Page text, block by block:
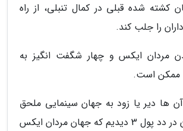
کشته شده قبلی در کمال تنبلی، از راه
را جلب کند.
مردان ایکس و چهار شگفت انگیز به
ممکن است.
ها دیر یا زود به جهان سینمایی ملحق
خواهند شد. چون در دد پول 3 دیدیم که جهان مردان ایکس